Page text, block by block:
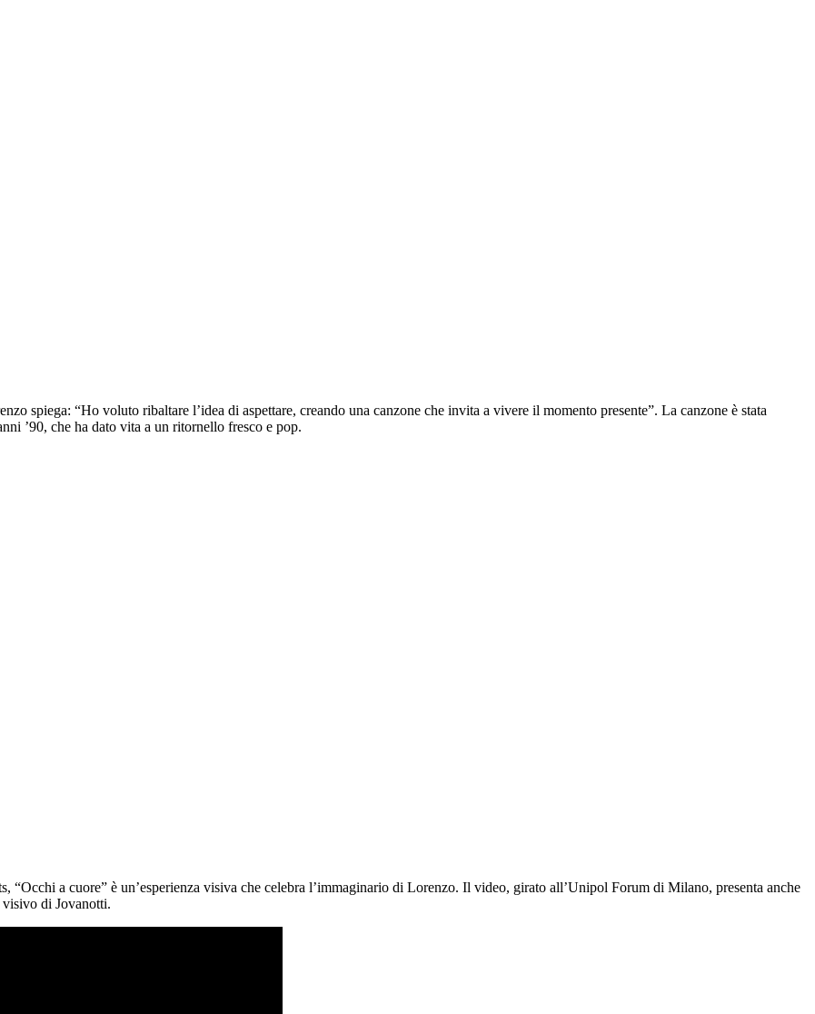
spiega: “Ho voluto ribaltare l’idea di aspettare, creando una canzone che invita a vivere il momento presente”. La canzone è stata
’90, che ha dato vita a un ritornello fresco e pop.
“Occhi a cuore” è un’esperienza visiva che celebra l’immaginario di Lorenzo. Il video, girato all’Unipol Forum di Milano, presenta anche
visivo di Jovanotti.